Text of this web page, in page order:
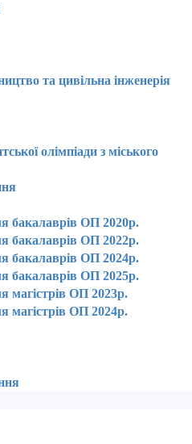
та цивільна інженерія
олімпіади з міського
бакалаврів ОП 2020р.
бакалаврів ОП 2022р.
бакалаврів ОП 2024р.
бакалаврів ОП 2025р.
магістрів ОП 2023р.
магістрів ОП 2024р.